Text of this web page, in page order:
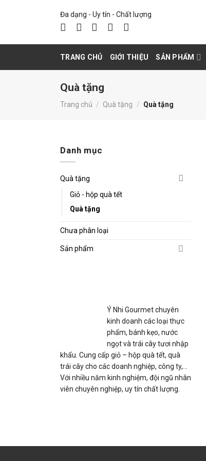
Đa dạng - Uy tín - Chất lượng
TRANG CHỦ GIỚI THIỆU SẢN PHẨM
Quà tặng
Trang chủ / Quà tặng / Quà tặng
Danh mục
Quà tặng
Giỏ - hộp quà tết
Quà tặng
Chưa phân loại
Sản phẩm
Ý Nhi Gourmet chuyên
kinh doanh các loại thực
phẩm, bánh kẹo, nước
ngọt và trái cây tươi nhập
khẩu. Cung cấp giỏ – hộp quà tết, quà
trái cây cho các doanh nghiệp, công ty,…
Với nhiều năm kinh nghiệm, đội ngũ nhân
viên chuyên nghiệp, uy tín chất lượng.